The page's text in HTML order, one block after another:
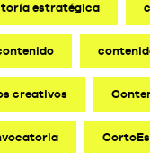
estratégica
creativos